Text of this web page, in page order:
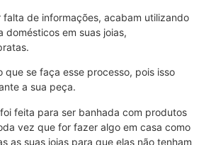
falta de informações, acabam utilizando
domésticos em suas joias,
que se faça esse processo, pois isso
a sua peça.
feita para ser banhada com produtos
vez que for fazer algo em casa como
as suas joias para que elas não tenham